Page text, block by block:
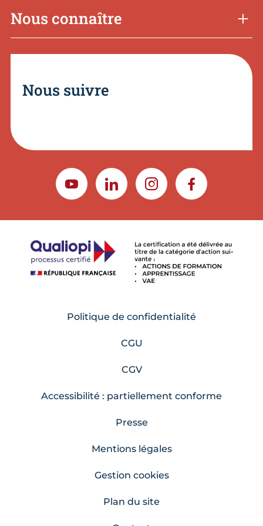
Nous connaître
Nous suivre
YOUTUBELINKEDININSTAGRAMFACEBOOK
Politique de confidentialité
CGU
CGV
Accessibilité : partiellement conforme
Presse
Mentions légales
Gestion cookies
Plan du site